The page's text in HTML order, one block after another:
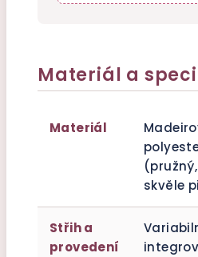
Materiál a
Materiál
skvěle
Střih a
provedení